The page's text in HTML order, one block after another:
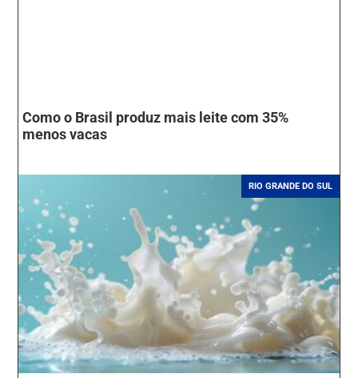
Como o Brasil produz mais leite com 35%
menos vacas
RIO GRANDE DO SUL